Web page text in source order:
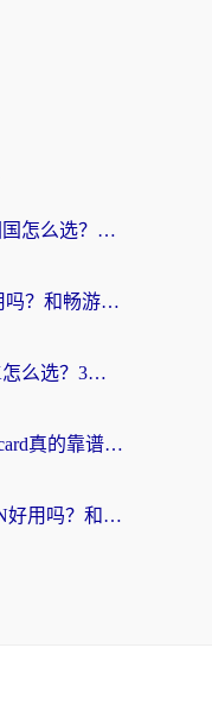
海外党必看：iPhone VPN 回国怎么选？一篇搞定无缝访问国内资源
海外党必看：MalusVPN好用吗？和畅游VPN对比哪个回国效果更好？附穿梭飞鱼神龟真实体验
海外党必看：回国VPN APK怎么选？3步教你无缝刷国内剧玩国服
海外党必看：电脑vpn免费dcard真的靠谱吗？教你选对回国加速器无缝访问国内资源
海外党必看：Quickback VPN好用吗？和小黑牛VPN对比哪个回国效果更好？附真实体验+避坑指南